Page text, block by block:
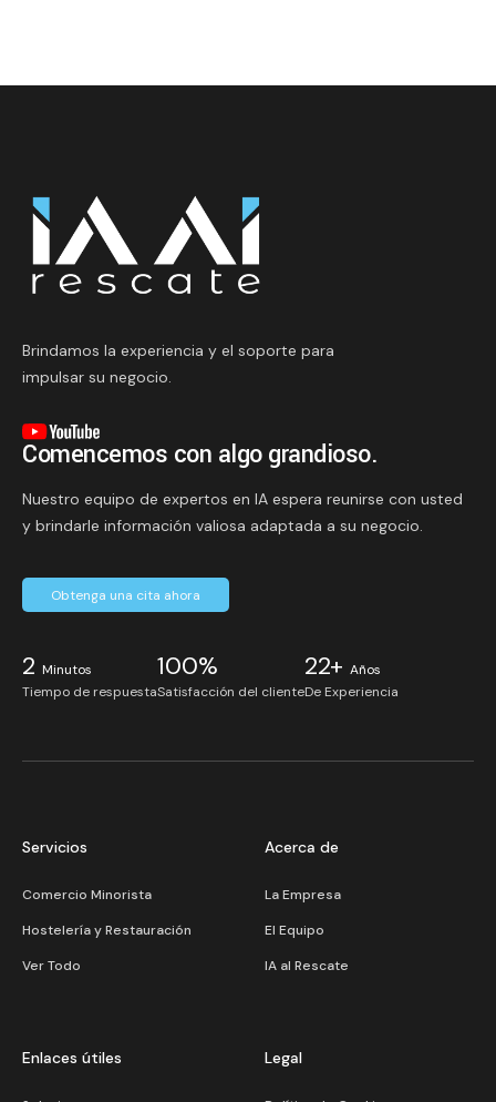
Brindamos la experiencia y el soporte para
impulsar su negocio.
Comencemos con algo grandioso.
Nuestro equipo de expertos en IA espera reunirse con usted
y brindarle información valiosa adaptada a su negocio.
Obtenga una cita ahora
2 Minutos
Tiempo de respuesta
100%
Satisfacción del cliente
22+ Años
De Experiencia
Servicios
Comercio Minorista
Hostelería y Restauración
Ver Todo
Acerca de
La Empresa
El Equipo
IA al Rescate
Enlaces útiles Legal